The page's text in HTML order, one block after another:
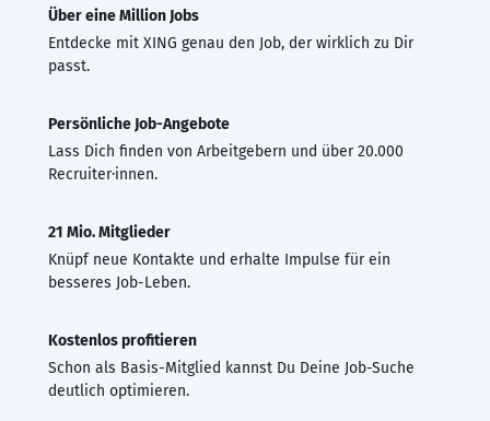
Über eine Million Jobs
Entdecke mit XING genau den Job, der wirklich zu Dir
passt.
Persönliche Job-Angebote
Lass Dich finden von Arbeitgebern und über 20.000
Recruiter·innen.
21 Mio. Mitglieder
Knüpf neue Kontakte und erhalte Impulse für ein
besseres Job-Leben.
Kostenlos profitieren
Schon als Basis-Mitglied kannst Du Deine Job-Suche
deutlich optimieren.